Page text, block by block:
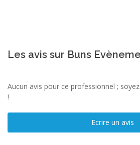
Les avis sur Buns
Aucun avis pour ce professionnel ;
!
Ecrire un avis